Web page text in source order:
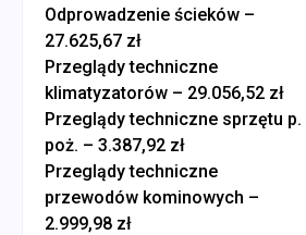
Odprowadzenie ścieków –
27.625,67 zł
Przeglądy techniczne
klimatyzatorów – 29.056,52 zł
Przeglądy techniczne sprzętu p.
poż. – 3.387,92 zł
Przeglądy techniczne
przewodów kominowych –
2.999,98 zł